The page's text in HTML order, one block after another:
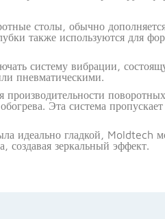
столы, обычно
также используются для
систему вибрации,
пневматическими.
Эта система
идеально гладкой, Moldtech
создавая зеркальный эффект.